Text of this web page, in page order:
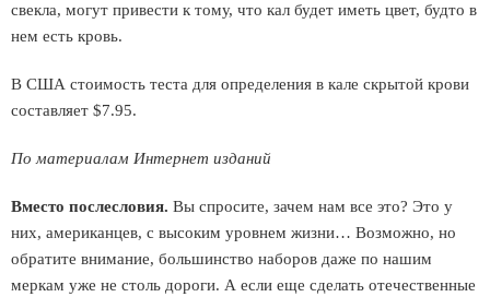
свекла, могут привести к тому, что кал будет иметь цвет, будто в
нем есть кровь.
В США стоимость теста для определения в кале скрытой крови
составляет $7.95.
По материалам Интернет изданий
Вместо послесловия. Вы спросите, зачем нам все это? Это у
них, американцев, с высоким уровнем жизни… Возможно, но
обратите внимание, большинство наборов даже по нашим
меркам уже не столь дороги. А если еще сделать отечественные